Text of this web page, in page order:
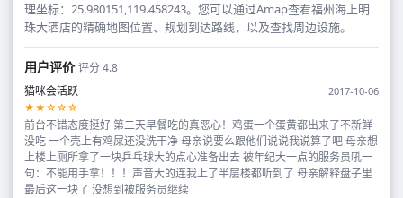
理坐标：25.980151,119.458243。您可以通过Amap查看福州海上明
珠大酒店的精确地图位置、规划到达路线，以及查找周边设施。
用户评价评分 4.8
猫咪会活跃
2017-10-06
★★☆☆☆
前台不错态度挺好 第二天早餐吃的真恶心！鸡蛋一个蛋黄都出来了不新鲜
没吃 一个壳上有鸡屎还没洗干净 母亲说要么跟他们说说我说算了吧 母亲想
上楼上厕所拿了一块乒乓球大的点心准备出去 被年纪大一点的服务员吼一
句：不能用手拿！！！声音大的连我上了半层楼都听到了 母亲解释盘子里
最后这一块了 没想到被服务员继续